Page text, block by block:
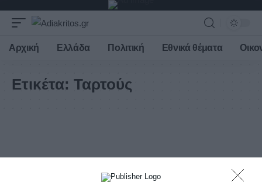
Αρχική Ελλάδα Πολιτική Εθνικά θέματα
Ετικέτα: Ταρτούς